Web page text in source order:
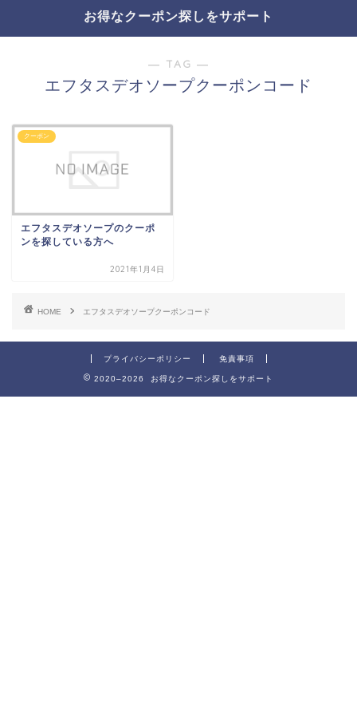
お得なクーポン探しをサポート
― TAG ―
エフタスデオソープクーポンコード
クーポン
エフタスデオソープのクーポ
ンを探している方へ
2021年1月4日
HOME エフタスデオソープクーポンコード
プライバシーポリシー 免責事項
2020–2026 お得なクーポン探しをサポート